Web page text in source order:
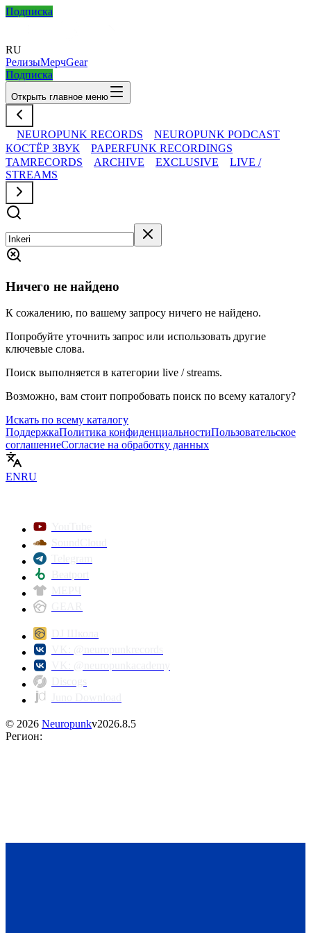
Подписка
RU
РелизыМерчGear
Подписка
Открыть главное меню
NEUROPUNK RECORDS
NEUROPUNK PODCAST
КОСТЁР ЗВУК
PAPERFUNK RECORDINGS
TAMRECORDS
ARCHIVE EXCLUSIVE
LIVE /
STREAMS
Ничего не найдено
К сожалению, по вашему запросу ничего не найдено.
Попробуйте уточнить запрос или использовать другие
ключевые слова.
Поиск выполняется в категории live / streams.
Возможно, вам стоит попробовать поиск по всему каталогу?
Искать по всему каталогу
ПоддержкаПолитика конфиденциальностиПользовательское
соглашениеСогласие на обработку данных
ENRU
© 2026 Neuropunkv2026.8.5
Регион: